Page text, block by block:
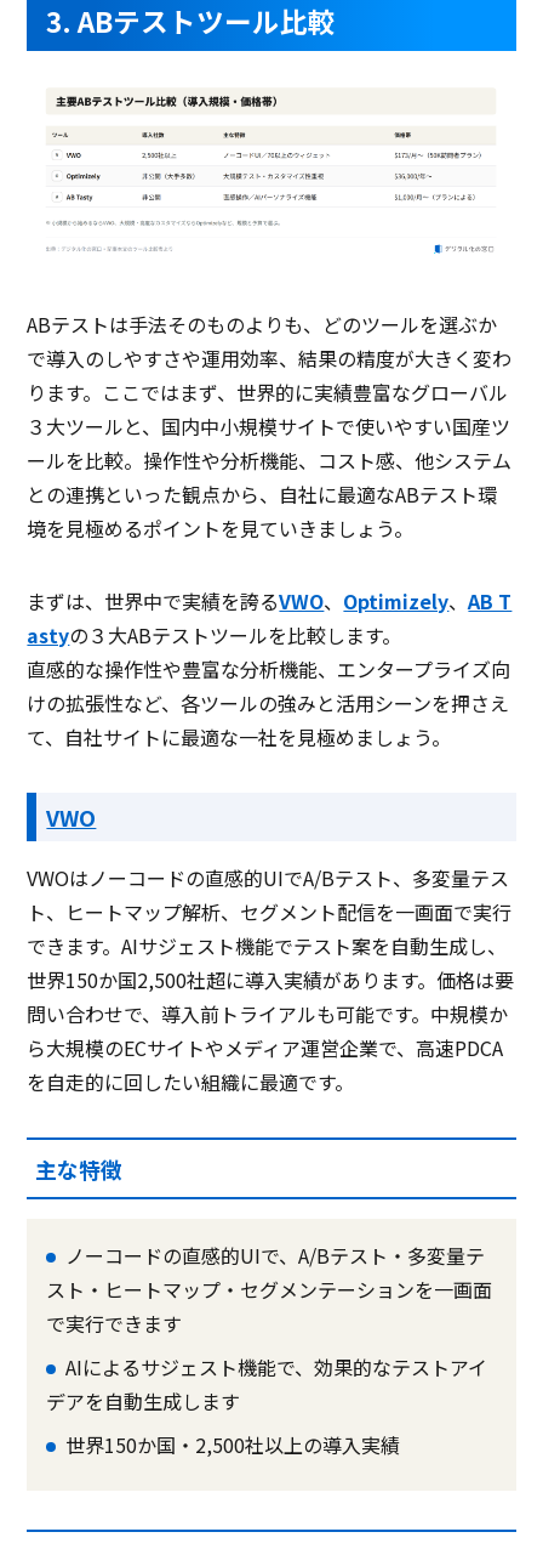
3. ABテストツール比較
ABテストは手法そのものよりも、どのツールを選ぶか
で導入のしやすさや運用効率、結果の精度が大きく変わ
ります。ここではまず、世界的に実績豊富なグローバル
３大ツールと、国内中小規模サイトで使いやすい国産ツ
ールを比較。操作性や分析機能、コスト感、他システム
との連携といった観点から、自社に最適なABテスト環
境を見極めるポイントを見ていきましょう。
まずは、世界中で実績を誇るVWO、 Optimizely、AB T
astyの３大ABテストツールを比較します。
直感的な操作性や豊富な分析機能、エンタープライズ向
けの拡張性など、各ツールの強みと活用シーンを押さえ
て、自社サイトに最適な一社を見極めましょう。
VWO
VWOはノーコードの直感的UIでA/Bテスト、多変量テス
ト、ヒートマップ解析、セグメント配信を一画面で実行
できます。AIサジェスト機能でテスト案を自動生成し、
世界150か国2,500社超に導入実績があります。価格は要
問い合わせで、導入前トライアルも可能です。中規模か
ら大規模のECサイトやメディア運営企業で、高速PDCA
を自走的に回したい組織に最適です。
主な特徴
ノーコードの直感的UIで、A/Bテスト・多変量テ
スト・ヒートマップ・セグメンテーションを一画面
で実行できます
AIによるサジェスト機能で、効果的なテストアイ
デアを自動生成します
世界150か国・2,500社以上の導入実績